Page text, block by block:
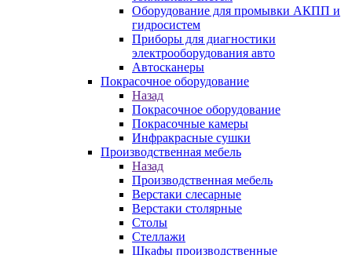
Оборудование для промывки АКПП и
гидросистем
Приборы для диагностики
электрооборудования авто
Автосканеры
Покрасочное оборудование
Назад
Покрасочное оборудование
Покрасочные камеры
Инфракрасные сушки
Производственная мебель
Назад
Производственная мебель
Верстаки слесарные
Верстаки столярные
Столы
Стеллажи
Шкафы производственные